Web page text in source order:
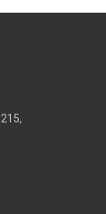
σμα: